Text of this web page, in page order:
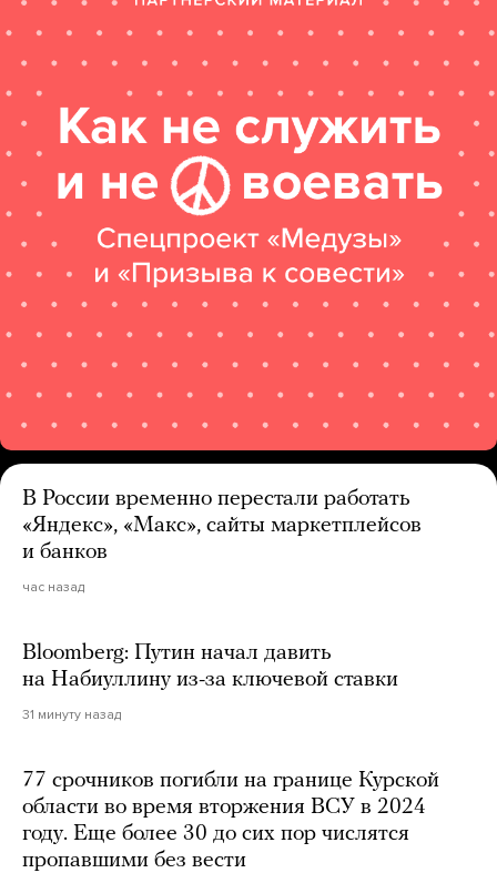
В России временно перестали работать
«Яндекс», «Макс», сайты маркетплейсов
и банков
час назад
Bloomberg: Путин начал давить
на Набиуллину из-за ключевой ставки
31 минуту назад
77 срочников погибли на границе Курской
области во время вторжения ВСУ в 2024
году. Еще более 30 до сих пор числятся
пропавшими без вести